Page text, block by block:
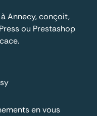
Annecy, conçoit,
ou Prestashop
en vous